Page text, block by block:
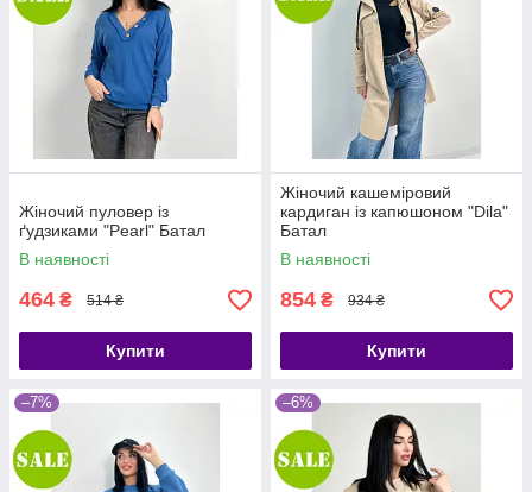
Жіночий пуловер із
ґудзиками "Pearl" Батал
В наявності
464 ₴ 514 ₴
Купити
Жіночий кашеміровий
кардиган із капюшоном "Dila"
Батал
В наявності
854 ₴ 934 ₴
Купити
–7% –6%